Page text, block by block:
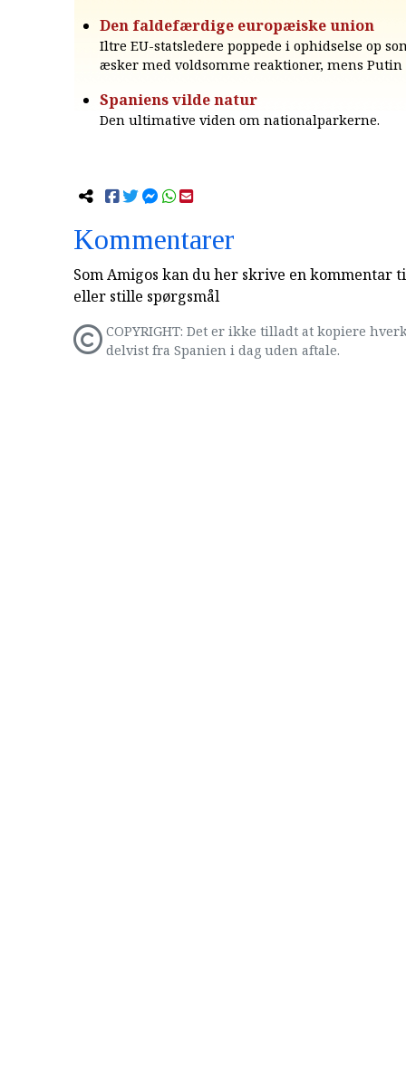
Den faldefærdige europæiske union
Iltre EU-statsledere poppede i ophidselse op
æsker med voldsomme reaktioner, mens Putin
Spaniens vilde natur
Den ultimative viden om nationalparkerne.
Kommentarer
Som Amigos kan du her skrive en kommentar
eller stille spørgsmål
COPYRIGHT: Det er ikke tilladt at kopiere
delvist fra Spanien i dag uden aftale.